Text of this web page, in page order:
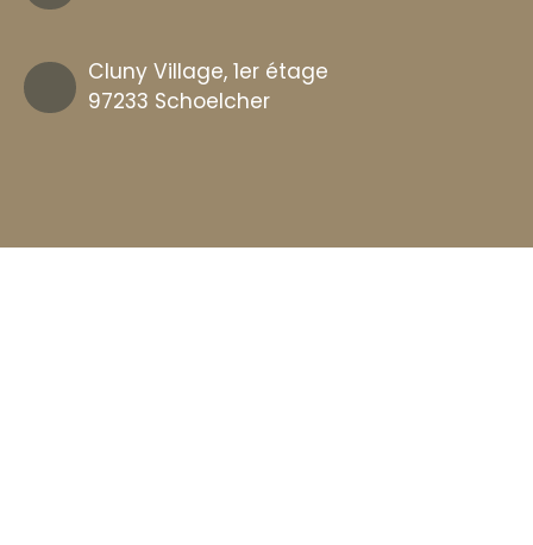
Cluny Village, 1er étage
97233 Schoelcher